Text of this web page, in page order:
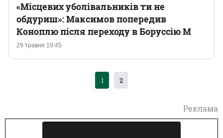
29 травня 19:45
«Місцевих уболівальників ти не
обдуриш»: Максимов попередив
Коноплю після переходу в Боруссію М
1 2
Реклама